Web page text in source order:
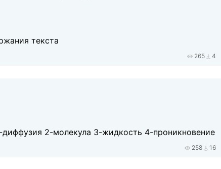
текста
265 4
2-молекула 3-жидкость 4-проникновение
258 16